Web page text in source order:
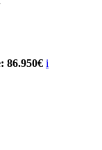
86.950€ i